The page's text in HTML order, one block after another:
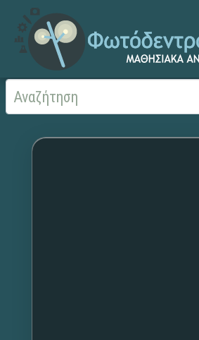
Αρχική Χωρίς τίτλο